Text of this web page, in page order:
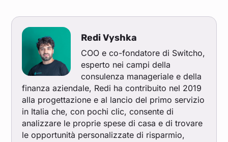
Redi Vyshka
COO e co-fondatore di Switcho,
esperto nei campi della
consulenza manageriale e della
finanza aziendale, Redi ha contribuito nel 2019
alla progettazione e al lancio del primo servizio
in Italia che, con pochi clic, consente di
analizzare le proprie spese di casa e di trovare
le opportunità personalizzate di risparmio,